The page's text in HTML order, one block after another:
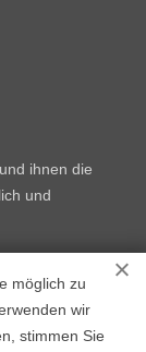
möglich zu
wir
stimmen Sie
ihnen die
und